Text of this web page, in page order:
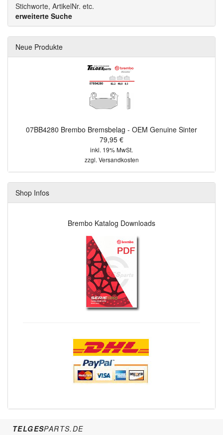
Stichworte, ArtikelNr. etc.
erweiterte Suche
Neue Produkte
07BB4280 Brembo Bremsbelag - OEM Genuine Sinter
79,95 €
inkl. 19% MwSt.
zzgl. Versandkosten
Shop Infos
Brembo Katalog Downloads
TELGESPARTS.DE